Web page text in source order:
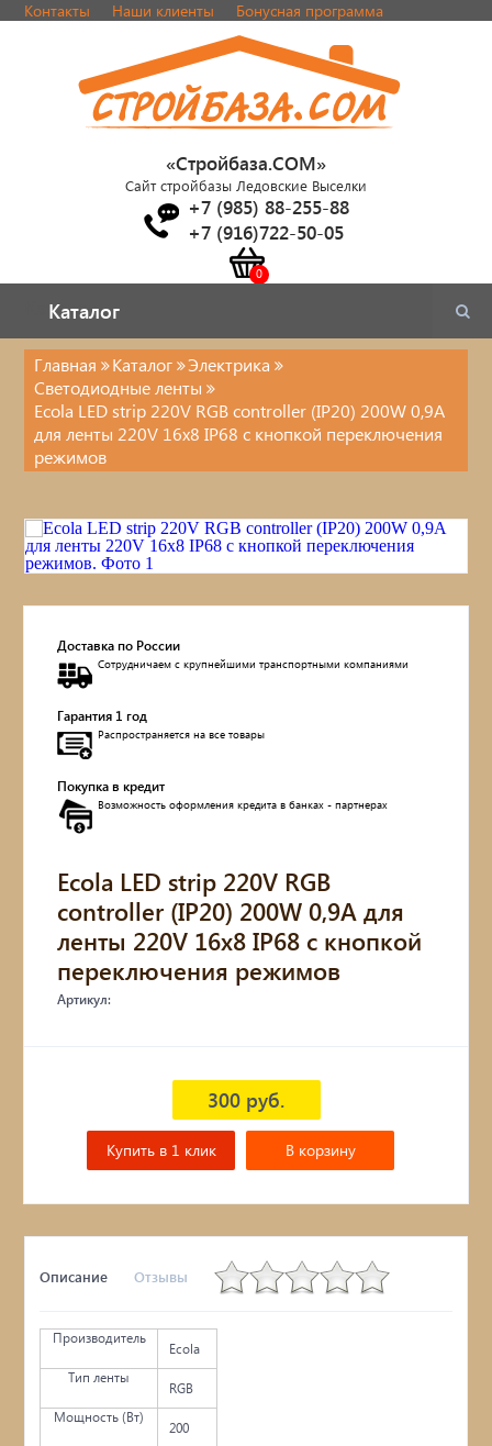
Контакты Наши клиенты Бонусная программа
«Стройбаза.COM»
Сайт стройбазы Ледовские Выселки
+7 (985) 88-255-88
+7 (916)722-50-05
Каталог
Каталог
Электрика
Главная Каталог
Электрика
Светодиодные ленты
Ecola LED strip 220V RGB controller (IP20) 200W 0,9A
для ленты 220V 16x8 IP68 с кнопкой переключения
режимов
Доставка по России
Сотрудничаем с крупнейшими транспортными компаниями
Гарантия 1 год
Распространяется на все товары
Покупка в кредит
Возможность оформления кредита в банках - партнерах
Ecola LED strip 220V RGB
controller (IP20) 200W 0,9A для
ленты 220V 16x8 IP68 с кнопкой
переключения режимов
Артикул:
300 руб.
В корзину
Купить в 1 клик
Описание Отзывы
Производитель
Ecola
Тип ленты
RGB
Мощность (Вт)
200